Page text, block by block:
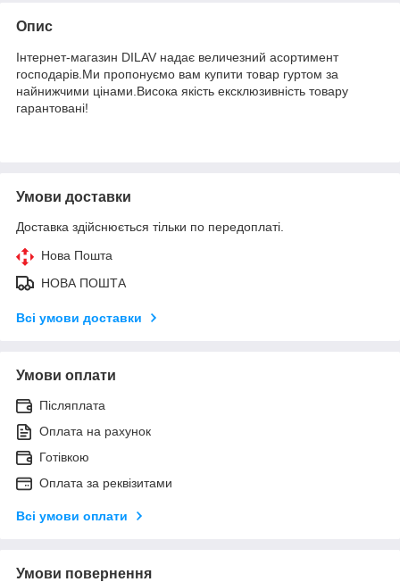
Опис
Інтернет-магазин DILAV надає величезний асортимент
господарів.Ми пропонуємо вам купити товар гуртом за
найнижчими цінами.Висока якість ексклюзивність товару
гарантовані!
Умови доставки
Доставка здійснюється тільки по передоплаті.
Нова Пошта
НОВА ПОШТА
Всі умови доставки
Умови оплати
Післяплата
Оплата на рахунок
Готівкою
Оплата за реквізитами
Всі умови оплати
Умови повернення